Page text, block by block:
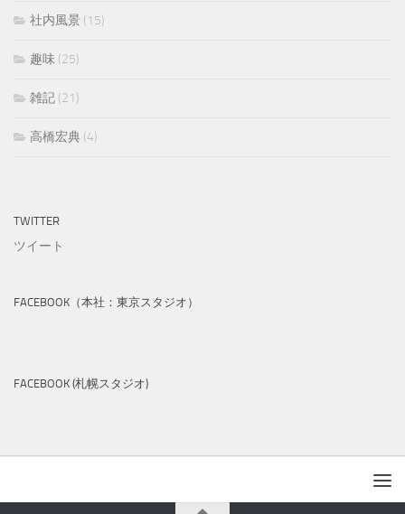
社内風景 (15)
趣味 (25)
雑記 (21)
高橋宏典 (4)
TWITTER
ツイート
FACEBOOK（本社：東京スタジオ）
FACEBOOK (札幌スタジオ)